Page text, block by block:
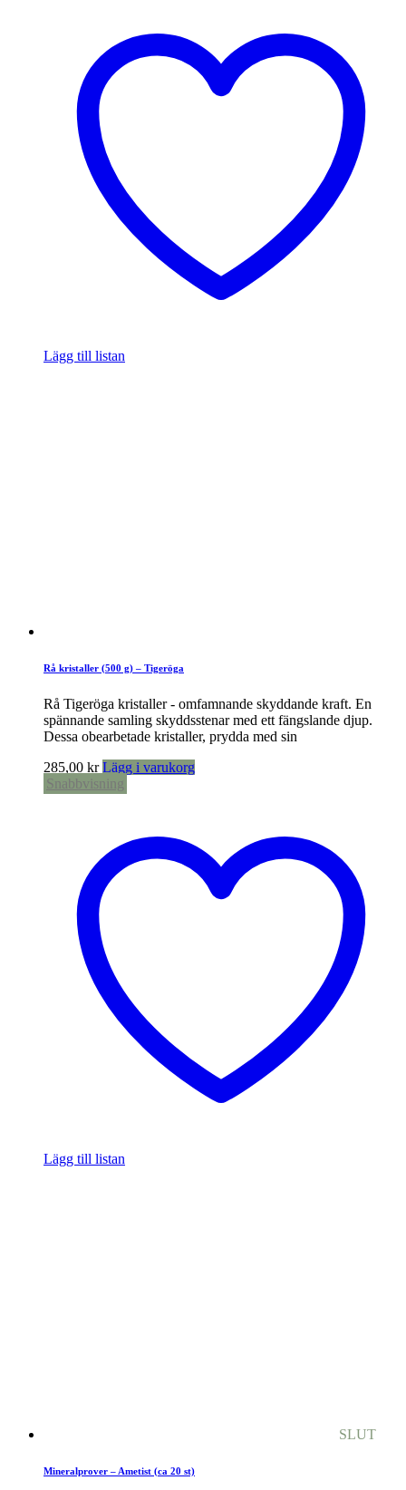
Lägg till listan
Rå kristaller (500 g) – Tigeröga
Rå Tigeröga kristaller - omfamnande skyddande kraft. En
spännande samling skyddsstenar med ett fängslande djup.
Dessa obearbetade kristaller, prydda med sin
285,00 kr Lägg i varukorg
Snabbvisning
Lägg till listan
SLUT
Mineralprover – Ametist (ca 20 st)